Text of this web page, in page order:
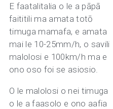
E faatalitalia o le a pāpā
faititili ma amata totō
timuga mamafa, e amata
mai le 10-25mm/h, o savili
malolosi e 100km/h ma e
ono oso foi se asiosio.
O le malolosi o nei timuga
o le a faasolo e ono aafia